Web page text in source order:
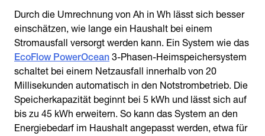
Durch die Umrechnung von Ah in Wh lässt sich besser
einschätzen, wie lange ein Haushalt bei einem
Stromausfall versorgt werden kann. Ein System wie das
EcoFlow PowerOcean 3-Phasen-Heimspeichersystem
schaltet bei einem Netzausfall innerhalb von 20
Millisekunden automatisch in den Notstrombetrieb. Die
Speicherkapazität beginnt bei 5 kWh und lässt sich auf
bis zu 45 kWh erweitern. So kann das System an den
Energiebedarf im Haushalt angepasst werden, etwa für